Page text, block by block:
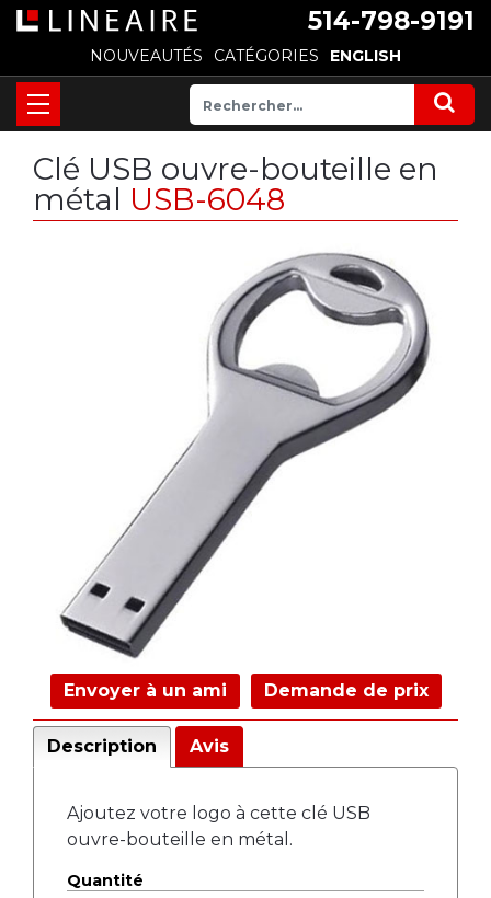
514-798-9191
NOUVEAUTÉS CATÉGORIES ENGLISH
Clé USB ouvre-bouteille en
métal USB-6048
Envoyer à un ami Demande de prix
Description Avis
Ajoutez votre logo à cette clé USB
ouvre-bouteille en métal.
Quantité